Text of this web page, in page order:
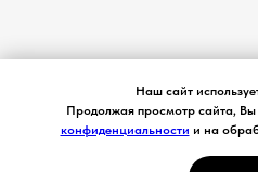
Наш сайт
Продолжая просмотр сайта, Вы
конфиденциальности и на